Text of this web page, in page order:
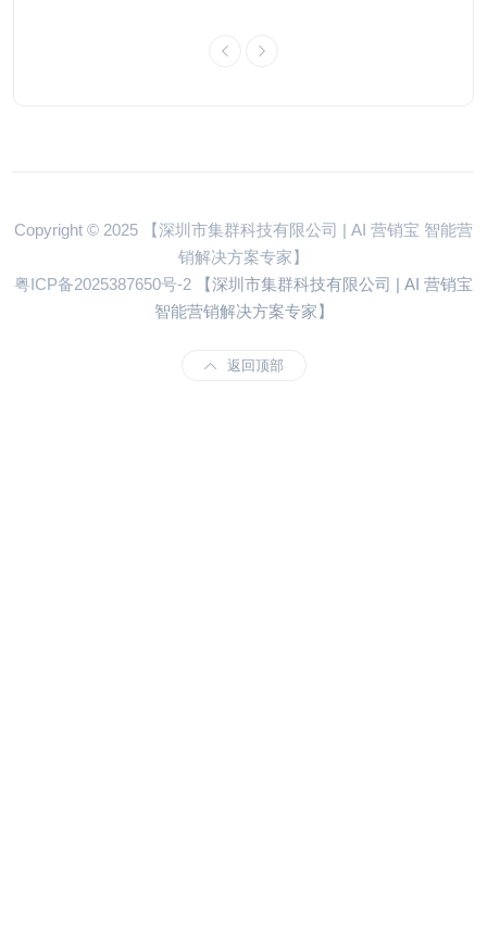
Copyright © 2025 【深圳市集群科技有限公司 | AI 营销宝 智能营
销解决方案专家】
粤ICP备2025387650号-2 【深圳市集群科技有限公司 | AI 营销宝
智能营销解决方案专家】
返回顶部